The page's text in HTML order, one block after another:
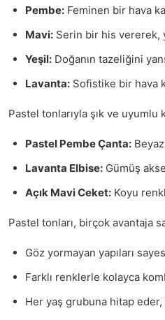
Pembe: Feminen bir hava
Mavi: Serin bir his vererek,
Yeşil: Doğanın tazeliğini
Lavanta: Sofistike bir hava
Pastel tonlarıyla şık ve
Pastel Pembe Çanta:
Lavanta Elbise: Gümüş
Açık Mavi Ceket: Koyu
Pastel tonları, birçok avantaja
Göz yormayan yapıları
Farklı renklerle kolayca
Her yaş grubuna hitap